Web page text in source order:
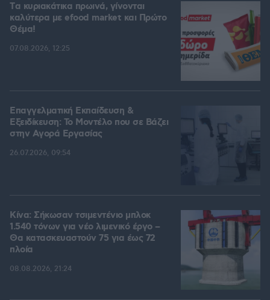
Tα κυριακάτικα πρωινά, γίνονται
καλύτερα με efood market και Πρώτο
Θέμα!
07.08.2026, 12:25
Επαγγελματική Εκπαίδευση &
Εξειδίκευση: Το Mοντέλο που σε Bάζει
στην Aγορά Eργασίας
26.07.2026, 09:54
Κίνα: Σήκωσαν τσιμεντένιο μπλοκ
1.540 τόνων για νέο λιμενικό έργο –
Θα κατασκευαστούν 75 για έως 72
πλοία
08.08.2026, 21:24